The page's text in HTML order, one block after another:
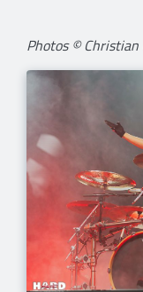
Photos © Christian